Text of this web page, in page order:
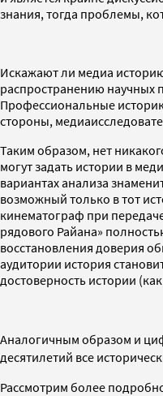
знания, тогда проблемы,
Искажают ли медиа
распространению научных
Профессиональные
стороны,
Таким образом, нет
могут задать истории в
вариантах анализа
возможный только в тот
кинематограф при
рядового Райана»
восстановления доверия
аудитории история
достоверность истории
Аналогичным образом и
десятилетий все
Рассмотрим более